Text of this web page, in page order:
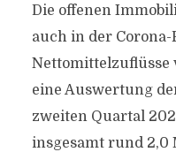
Die offenen
auch in der
Nettomittelzuflüsse
eine Auswertung
zweiten Quartal
insgesamt rund 2,0